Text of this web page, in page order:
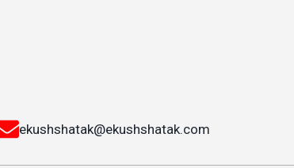
ekushshatak@ekushshatak.com